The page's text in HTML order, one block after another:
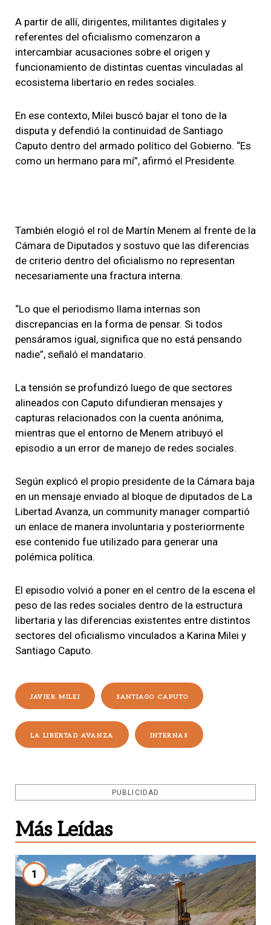
A partir de allí, dirigentes, militantes digitales y
referentes del oficialismo comenzaron a
intercambiar acusaciones sobre el origen y
funcionamiento de distintas cuentas vinculadas al
ecosistema libertario en redes sociales.
En ese contexto, Milei buscó bajar el tono de la
disputa y defendió la continuidad de Santiago
Caputo dentro del armado político del Gobierno. “Es
como un hermano para mí”, afirmó el Presidente.
También elogió el rol de Martín Menem al frente de la
Cámara de Diputados y sostuvo que las diferencias
de criterio dentro del oficialismo no representan
necesariamente una fractura interna.
“Lo que el periodismo llama internas son
discrepancias en la forma de pensar. Si todos
pensáramos igual, significa que no está pensando
nadie”, señaló el mandatario.
La tensión se profundizó luego de que sectores
alineados con Caputo difundieran mensajes y
capturas relacionados con la cuenta anónima,
mientras que el entorno de Menem atribuyó el
episodio a un error de manejo de redes sociales.
Según explicó el propio presidente de la Cámara baja
en un mensaje enviado al bloque de diputados de La
Libertad Avanza, un community manager compartió
un enlace de manera involuntaria y posteriormente
ese contenido fue utilizado para generar una
polémica política.
El episodio volvió a poner en el centro de la escena el
peso de las redes sociales dentro de la estructura
libertaria y las diferencias existentes entre distintos
sectores del oficialismo vinculados a Karina Milei y
Santiago Caputo.
JAVIER MILEI SANTIAGO CAPUTO
LA LIBERTAD AVANZA INTERNAS
PUBLICIDAD
Más Leídas
1